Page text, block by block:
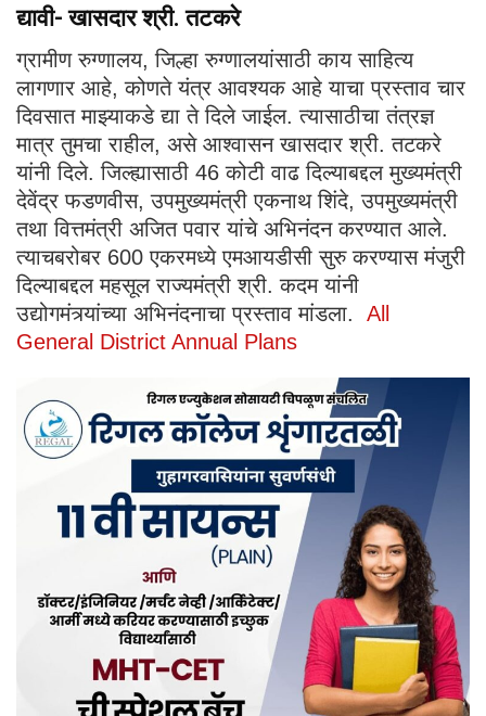
द्यावी- खासदार श्री. तटकरे
ग्रामीण रुग्णालय, जिल्हा रुग्णालयांसाठी काय साहित्य
लागणार आहे, कोणते यंत्र आवश्यक आहे याचा प्रस्ताव चार
दिवसात माझ्याकडे द्या ते दिले जाईल. त्यासाठीचा तंत्रज्ञ
मात्र तुमचा राहील, असे आश्वासन खासदार श्री. तटकरे
यांनी दिले. जिल्ह्यासाठी 46 कोटी वाढ दिल्याबद्दल मुख्यमंत्री
देवेंद्र फडणवीस, उपमुख्यमंत्री एकनाथ शिंदे, उपमुख्यमंत्री
तथा वित्तमंत्री अजित पवार यांचे अभिनंदन करण्यात आले.
त्याचबरोबर 600 एकरमध्ये एमआयडीसी सुरु करण्यास मंजुरी
दिल्याबद्दल महसूल राज्यमंत्री श्री. कदम यांनी
उद्योगमंत्र्यांच्या अभिनंदनाचा प्रस्ताव मांडला. All
General District Annual Plans